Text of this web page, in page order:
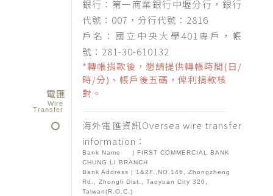
電匯
Wire
Transfer
銀行：第一商業銀行中壢分行，銀行
代號：007，分行代號：2816
戶名︰國立中央大學401專戶，帳
號：281-30-610132
*轉帳捐款後，懇請提供轉帳時間(日/
時/分)、帳戶後五碼，俾利捐款核
對。
海外電匯資訊Oversea wire transfer
information：
Bank Name | FIRST COMMERCIAL BANK
CHUNG LI BRANCH
Bank Address | 1&2F.,NO.146, Zhongzheng
Rd., Zhongli Dist., Taoyuan City 320,
Taiwan(R.O.C.)